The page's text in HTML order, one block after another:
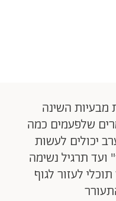
מבעיות השינה
שלפעמים כמה
יכולים לעשות
הבדל גדול. משיטת "1-2-3" ועד תרגיל נשימה
לעזור לגוף